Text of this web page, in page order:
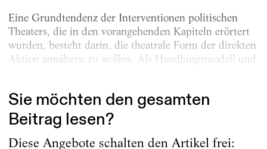
Eine Grundtendenz der Interventionen politischen
Theaters, die in den vorangehenden Kapiteln erörtert
wurden, besteht darin, die theatrale Form der direkten
Aktion annähern zu wollen. Als Handlungsmodell und
Sie möchten den gesamten
Beitrag lesen?
Diese Angebote schalten den Artikel frei: